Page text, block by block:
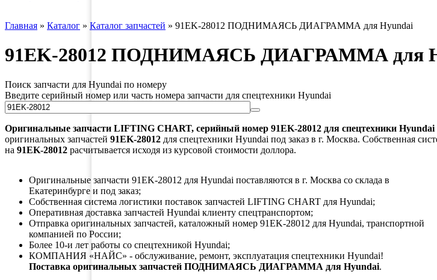
Главная » Каталог » Каталог запчастей » 91EK-28012 ПОДНИМАЯСЬ ДИАГРАММА для Hyundai
91EK-28012 ПОДНИМАЯСЬ ДИАГРАММА для
Поиск запчасти для Hyundai по номеру
Введите серийный номер или часть номера запчасти для спецтехники Hyundai
Оригинальные запчасти LIFTING CHART, серийный номер 91EK-28012 для спецтехники
оригинальных запчастей 91EK-28012 для спецтехники Hyundai под заказ в г. Москва. Собственная
на 91EK-28012 расчитывается исходя из курсовой стоимости доллора.
Оригинальные запчасти 91EK-28012 для Hyundai поставляются в г. Москва со склада в
Екатеринбурге и под заказ;
Собственная система логистики поставок запчастей LIFTING CHART для Hyundai;
Оперативная доставка запчастей Hyundai клиенту спецтранспортом;
Отправка оригинальных запчастей, каталожный номер 91EK-28012 для Hyundai, транспортной
компанией по России;
Более 10-и лет работы со спецтехникой Hyundai;
КОМПАНИЯ «НАЙС» - обслуживание, ремонт, эксплуатация спецтехники Hyundai!
Поставка оригинальных запчастей ПОДНИМАЯСЬ ДИАГРАММА для Hyundai.